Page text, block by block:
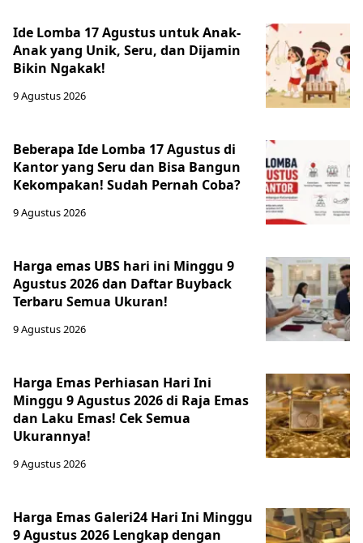
Ide Lomba 17 Agustus untuk Anak-
Anak yang Unik, Seru, dan Dijamin
Bikin Ngakak!
9 Agustus 2026
Beberapa Ide Lomba 17 Agustus di
Kantor yang Seru dan Bisa Bangun
Kekompakan! Sudah Pernah Coba?
9 Agustus 2026
Harga emas UBS hari ini Minggu 9
Agustus 2026 dan Daftar Buyback
Terbaru Semua Ukuran!
9 Agustus 2026
Harga Emas Perhiasan Hari Ini
Minggu 9 Agustus 2026 di Raja Emas
dan Laku Emas! Cek Semua
Ukurannya!
9 Agustus 2026
Harga Emas Galeri24 Hari Ini Minggu
9 Agustus 2026 Lengkap dengan